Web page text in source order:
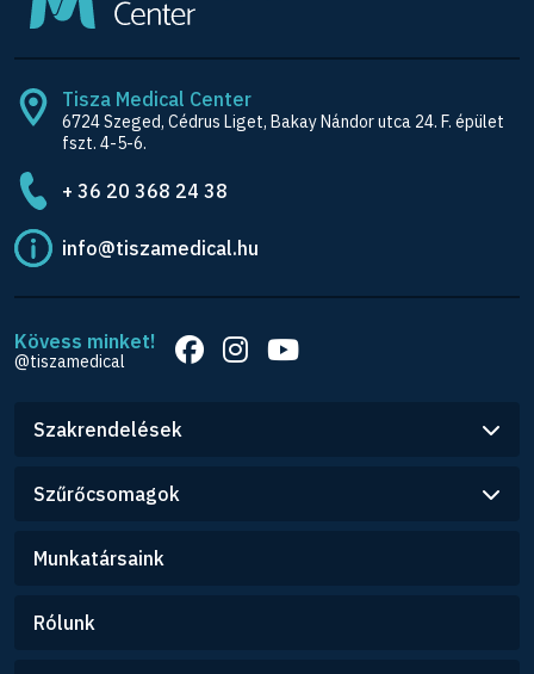
Tisza Medical Center
6724 Szeged, Cédrus Liget, Bakay Nándor utca 24. F. épület
fszt. 4-5-6.
+ 36 20 368 24 38
info@tiszamedical.hu
Kövess minket!
@tiszamedical
Szakrendelések
Szűrőcsomagok
Munkatársaink
Rólunk